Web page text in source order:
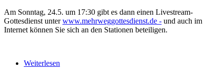
Am Sonntag, 24.5. um 17:30 gibt es dann einen Livestream-
Gottesdienst unterwww.mehrweggottesdienst.de - und auch im
Internet können Sie sich an den Stationen beteiligen.
Weiterlesen